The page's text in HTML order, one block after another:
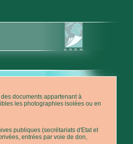
documents appartenant à
les photographies isolées ou en
publiques (secrétariats d'Etat et
entrées par voie de don,